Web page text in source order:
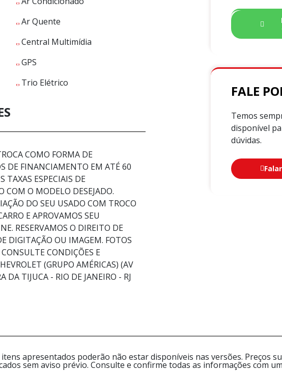
Ar Quente
Central Multimídia
GPS
Trio Elétrico
COMO FORMA DE
DE FINANCIAMENTO EM ATÉ 60
TAXAS ESPECIAIS DE
O MODELO DESEJADO.
DO SEU USADO COM TROCO
E APROVAMOS SEU
RESERVAMOS O DIREITO DE
DIGITAÇÃO OU IMAGEM. FOTOS
CONDIÇÕES E
(GRUPO AMÉRICAS) (AV
DA TIJUCA - RIO DE JANEIRO - RJ
FALE
Temos
disponível
dúvidas.
apresentados poderão não estar disponíveis nas versões. Preços
sem aviso prévio. Consulte e confirme todas as informações com